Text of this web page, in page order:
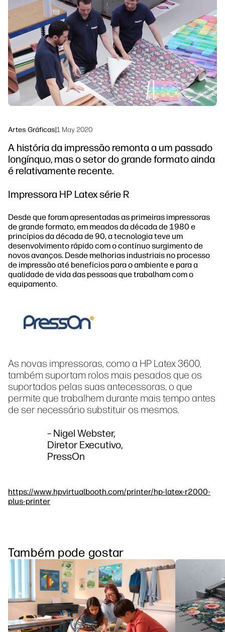
Siga-nos
linkedInfacebook
twitteryoutube
Soluções de processo de trabalho
Sustentabilidade
Artes Gráficas|1 May 2020
A história da impressão remonta a um passado
longínquo, mas o setor do grande formato ainda
é relativamente recente.
Impressora HP Latex série R
Desde que foram apresentadas as primeiras impressoras
de grande formato, em meados da década de 1980 e
princípios da década de 90, a tecnologia teve um
desenvolvimento rápido com o contínuo surgimento de
novos avanços. Desde melhorias industriais no processo
de impressão até benefícios para o ambiente e para a
qualidade de vida das pessoas que trabalham com o
equipamento.
As novas impressoras, como a HP Latex 3600,
também suportam rolos mais pesados que os
suportados pelas suas antecessoras, o que
permite que trabalhem durante mais tempo antes
de ser necessário substituir os mesmos.
– Nigel Webster,
Diretor Executivo,
PressOn
https://www.hpvirtualbooth.com/printer/hp-latex-r2000-
plus-printer
Também pode gostar